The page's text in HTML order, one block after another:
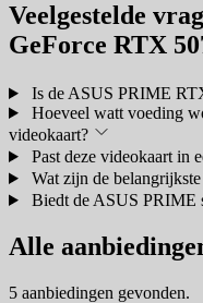
Veelgestelde
GeForce RTX
Is de ASUS PRIME
Hoeveel watt voeding
videokaart?
Past deze videokaart in
Wat zijn de
Biedt de ASUS PRIME
Alle
5 aanbiedingen gevonden.